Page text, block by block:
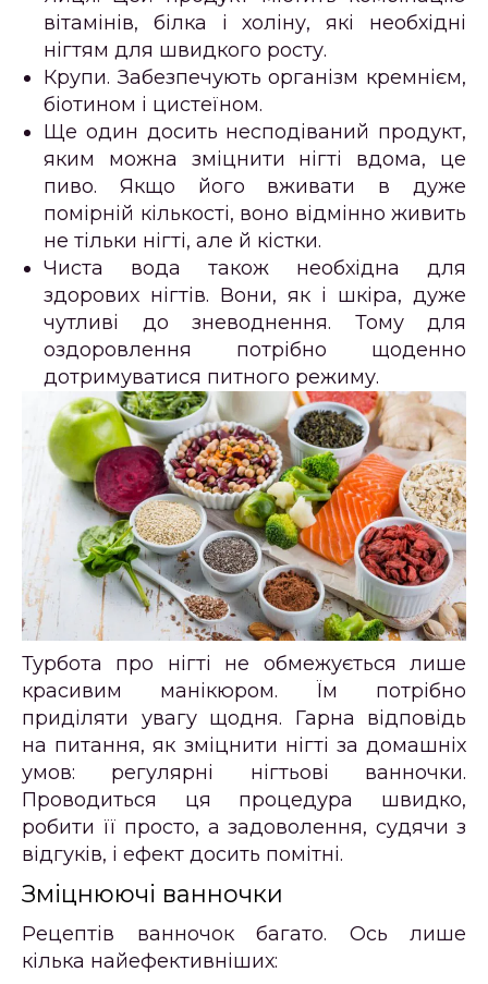
вітамінів, білка і холіну, які необхідні
нігтям для швидкого росту.
Крупи. Забезпечують організм кремнієм,
біотином і цистеїном.
Ще один досить несподіваний продукт,
яким можна зміцнити нігті вдома, це
пиво. Якщо його вживати в дуже
помірній кількості, воно відмінно живить
не тільки нігті, але й кістки.
Чиста вода також необхідна для
здорових нігтів. Вони, як і шкіра, дуже
чутливі до зневоднення. Тому для
оздоровлення потрібно щоденно
дотримуватися питного режиму.
Турбота про нігті не обмежується лише
красивим манікюром. Їм потрібно
приділяти увагу щодня. Гарна відповідь
на питання, як зміцнити нігті за домашніх
умов: регулярні нігтьові ванночки.
Проводиться ця процедура швидко,
робити її просто, а задоволення, судячи з
відгуків, і ефект досить помітні.
Зміцнюючі ванночки
Рецептів ванночок багато. Ось лише
кілька найефективніших: